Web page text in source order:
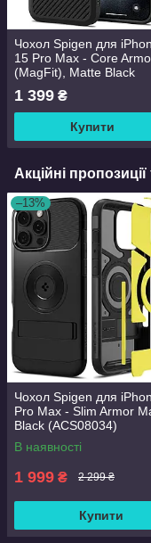
Чохол Spigen для
15 Pro Max - Core
(MagFit), Matte Black
1 399 ₴
Купити
Акційні
–13%
Чохол Spigen для
Pro Max - Slim Armor
Black (ACS08034)
В наявності
1 999 ₴ 2 299 ₴
Купити